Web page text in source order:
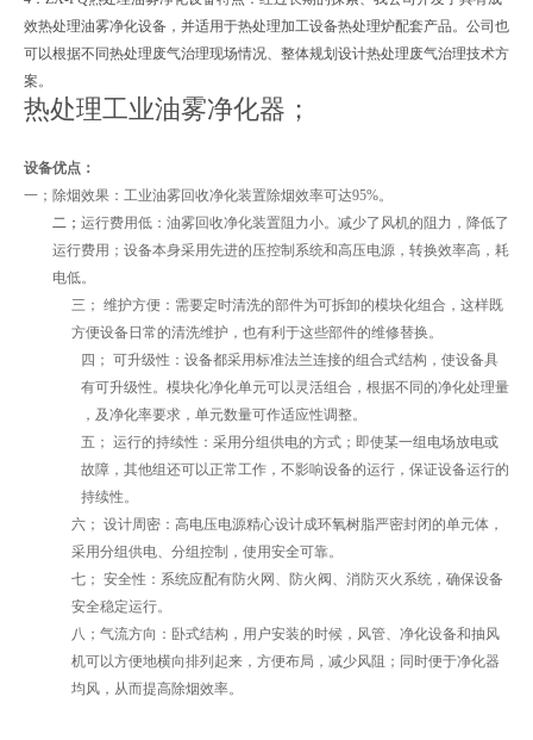
效热处理油雾净化设备，并适用于热处理加工设备热处理炉配套产品。公司也
可以根据不同热处理废气治理现场情况、整体规划设计热处理废气治理技术方
案。
热处理工业油雾净化器；
设备优点：
一；除烟效果：工业油雾回收净化装置除烟效率可达95%。
二； 运行费用低：油雾回收净化装置阻力小。减少了风机的阻力，降低了
运行费用；设备本身采用先进的压控制系统和高压电源，转换效率高，耗
电低。
三； 维护方便：需要定时清洗的部件为可拆卸的模块化组合，这样既
方便设备日常的清洗维护，也有利于这些部件的维修替换。
四； 可升级性：设备都采用标准法兰连接的组合式结构，使设备具
有可升级性。模块化净化单元可以灵活组合，根据不同的净化处理量
，及净化率要求，单元数量可作适应性调整。
五； 运行的持续性：采用分组供电的方式；即使某一组电场放电或
故障，其他组还可以正常工作，不影响设备的运行，保证设备运行的
持续性。
六； 设计周密：高电压电源精心设计成环氧树脂严密封闭的单元体，
采用分组供电、分组控制，使用安全可靠。
七； 安全性：系统应配有防火网、防火阀、消防灭火系统，确保设备
安全稳定运行。
八；气流方向：卧式结构，用户安装的时候，风管、净化设备和抽风
机可以方便地横向排列起来，方便布局，减少风阻；同时便于净化器
均风，从而提高除烟效率。